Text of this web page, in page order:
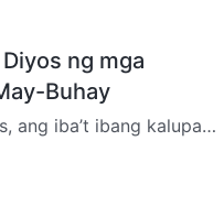
ng mga
Buhay
ang iba’t ibang kalupaan